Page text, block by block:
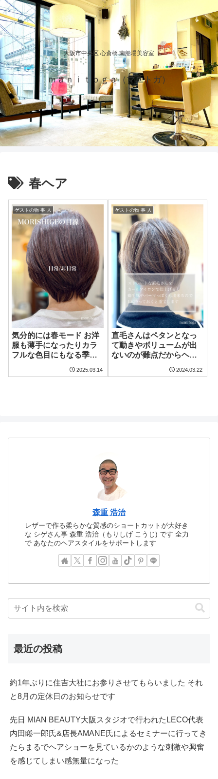
大阪市中央区 心斎橋 南船場美容室
ｍａｎｉｔｏｇａ（マニトガ）
春ヘア
ゲストの物 事 人
気分的には春モード お洋
服も薄手になったりカラ
フルな色目にもなる季節
替えした春カラーのレイ
2025.03.14
ゲストの物 事 人
直毛さんはペタンとなっ
て動きやボリュームが出
ないのが難点だからヘア
ールも付いて一気に華や
2024.03.22
森重 浩治
レザーで作る柔らかな質感のショートカットが大好き
な シゲさん事 森重 浩治（もりしげ こうじ) です 全力
で あなたのヘアスタイルをサポートします
最近の投稿
約1年ぶりに住吉大社にお参りさせてもらいました それ
と8月の定休日のお知らせです
先日 MIAN BEAUTY大阪スタジオで行われたLECO代表
内田睠一郎氏&店長AMANE氏によるセミナーに行ってき
たらまるでヘアショーを見ているかのような刺激や興奮
を感じてしまい感無量になった